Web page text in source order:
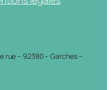
rue – 92380 – Garches –